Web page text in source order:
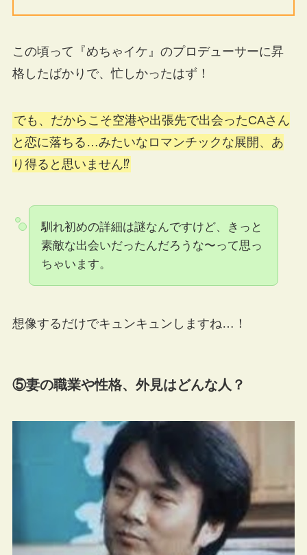
この頃って『めちゃイケ』のプロデューサーに昇
格したばかりで、忙しかったはず！
でも、だからこそ空港や出張先で出会ったCAさん
と恋に落ちる…みたいなロマンチックな展開、あ
り得ると思いません⁉︎
馴れ初めの詳細は謎なんですけど、きっと
素敵な出会いだったんだろうな〜って思っ
ちゃいます。
想像するだけでキュンキュンしますね…！
⑤妻の職業や性格、外見はどんな人？